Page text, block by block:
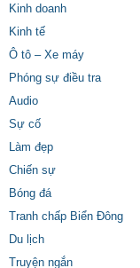
Kinh doanh
Kinh tế
Ô tô – Xe máy
Phóng sự điều tra
Audio
Sự cố
Làm đẹp
Chiến sự
Bóng đá
Tranh chấp Biển Đông
Du lịch
Truyện ngắn